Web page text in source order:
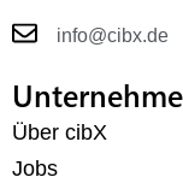
info@cibx.de
Über cibX
Jobs